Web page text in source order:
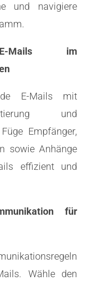
und navigiere
E-Mails im
E-Mails mit
und
Empfänger,
sowie Anhänge
effizient und
für
Wähle den